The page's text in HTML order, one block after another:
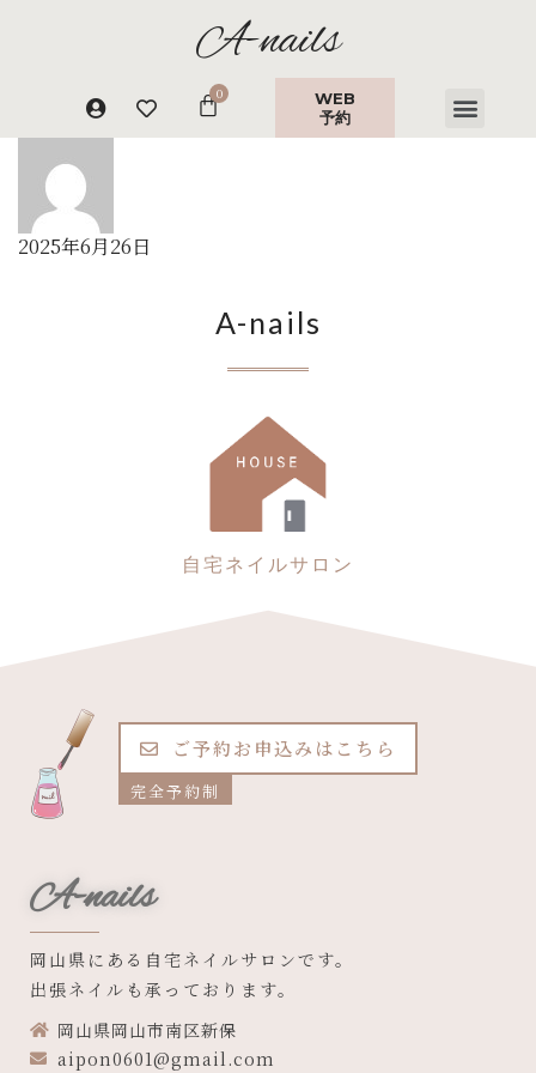
A-nails
WEB
予約
2025年6月26日
A-nails
自宅ネイルサロン
ご予約お申込みはこちら
完全予約制
A-nails
岡山県にある自宅ネイルサロンです。
出張ネイルも承っております。
岡山県岡山市南区新保
aipon0601@gmail.com